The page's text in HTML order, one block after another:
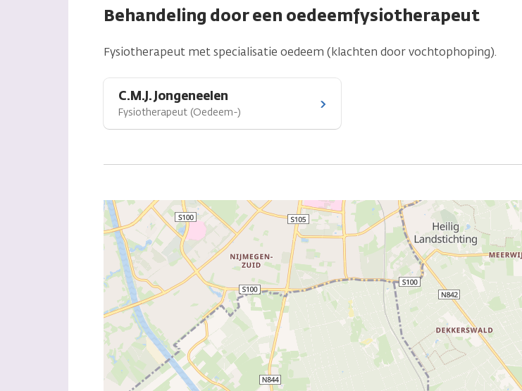
Behandeling door een oedeemfysiotherapeut
Fysiotherapeut met specialisatie oedeem (klachten door vochtophoping).
C.M.J. Jongeneelen
Fysiotherapeut (Oedeem-)